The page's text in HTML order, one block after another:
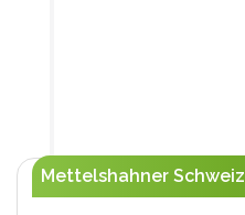
Mettelshahner Schweiz